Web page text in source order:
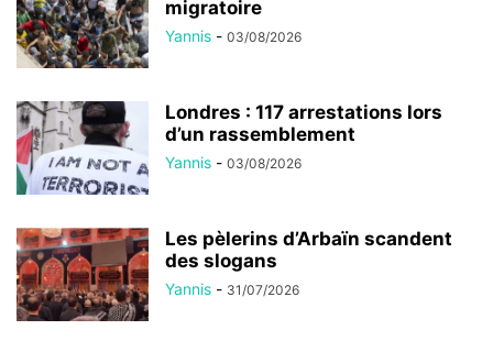
migratoire
Yannis - 03/08/2026
Londres : 117 arrestations lors
d’un rassemblement
Yannis - 03/08/2026
Les pèlerins d’Arbaïn scandent
des slogans
Yannis - 31/07/2026